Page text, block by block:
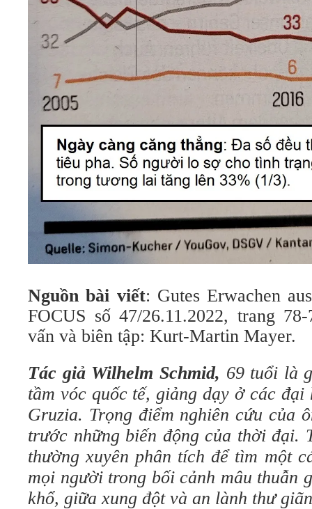
Nguồn bài viết: Gutes Erwachen
FOCUS số 47/26.11.2022, trang
vấn và biên tập: Kurt-Martin Mayer.
Tác giả Wilhelm Schmid, 69 tuổi là
tầm vóc quốc tế, giảng dạy ở các
Gruzia. Trọng điểm nghiên cứu của
trước những biến động của thời đại.
thường xuyên phân tích để tìm một
mọi người trong bối cảnh mâu thuẫn
khổ, giữa xung đột và an lành thư